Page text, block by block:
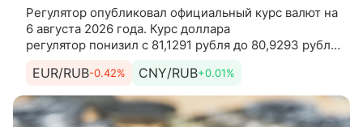
Регулятор опубликовал официальный курс валют на
6 августа 2026 года. Курс доллара
регулятор понизил с 81,1291 рубля до 80,9293 рубля.
93,1901 рубля. Кроме
EUR/RUB-0.42% CNY/RUB+0.01%